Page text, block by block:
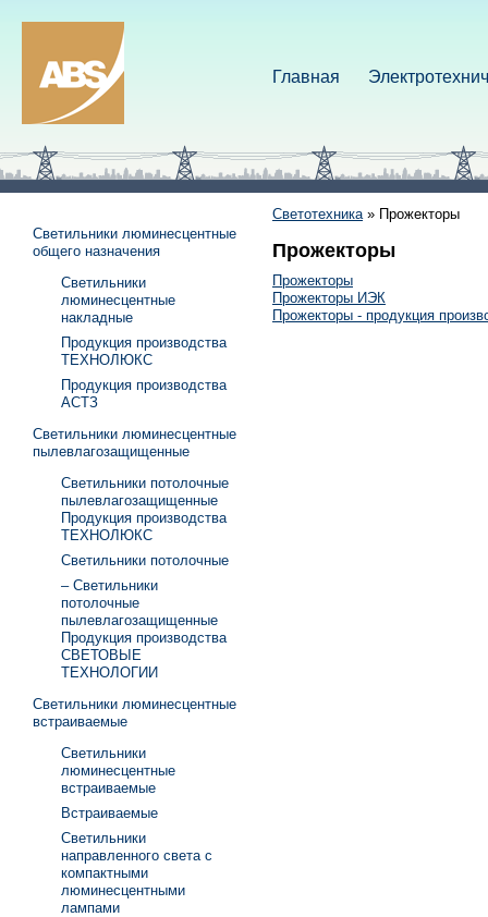
Главная
Светотехника» Прожекторы
Прожекторы
Прожекторы
Прожекторы ИЭК
Прожекторы - продукция
Светильники люминесцентные
общего назначения
Светильники
люминесцентные
накладные
Продукция производства
ТЕХНОЛЮКС
Продукция производства
АСТЗ
Светильники люминесцентные
пылевлагозащищенные
Светильники потолочные
пылевлагозащищенные
Продукция производства
ТЕХНОЛЮКС
Светильники потолочные
– Светильники
потолочные
пылевлагозащищенные
Продукция производства
СВЕТОВЫЕ
ТЕХНОЛОГИИ
Светильники люминесцентные
встраиваемые
Светильники
люминесцентные
встраиваемые
Встраиваемые
Светильники
направленного света с
компактными
люминесцентными
лампами